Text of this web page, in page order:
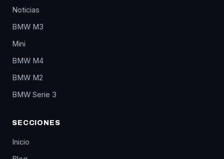
Noticias
BMW M3
Mini
BMW M4
BMW M2
BMW Serie 3
SECCIONES
Inicio